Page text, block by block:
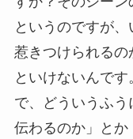
というのですが、
惹きつけられる
といけないんで
で、どういうふ
伝わるのか」とか